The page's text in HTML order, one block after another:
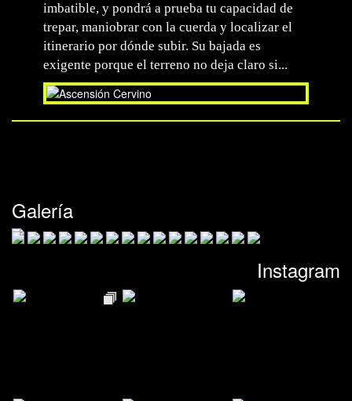
imbatible, y pondrá a prueba tu capacidad de
trepar, maniobrar con la cuerda y localizar el
itinerario por dónde subir. Su bajada es
exigente porque el terreno no deja claro si...
Galería
Instagram